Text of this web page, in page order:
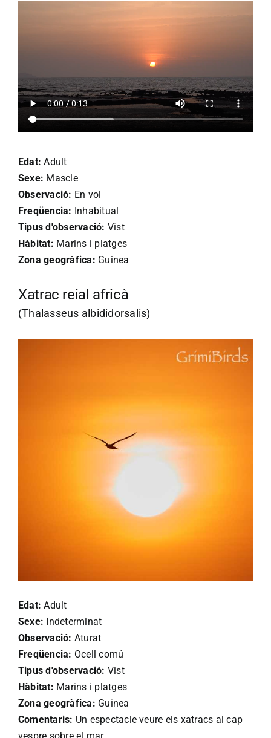
Edat: Adult
Sexe: Mascle
Observació: En vol
Freqüencia: Inhabitual
Tipus d'observació: Vist
Hàbitat: Marins i platges
Zona geogràfica: Guinea
Xatrac reial africà
(Thalasseus albididorsalis)
Edat: Adult
Sexe: Indeterminat
Observació: Aturat
Freqüencia: Ocell comú
Tipus d'observació: Vist
Hàbitat: Marins i platges
Zona geogràfica: Guinea
Comentaris: Un espectacle veure els xatracs al cap